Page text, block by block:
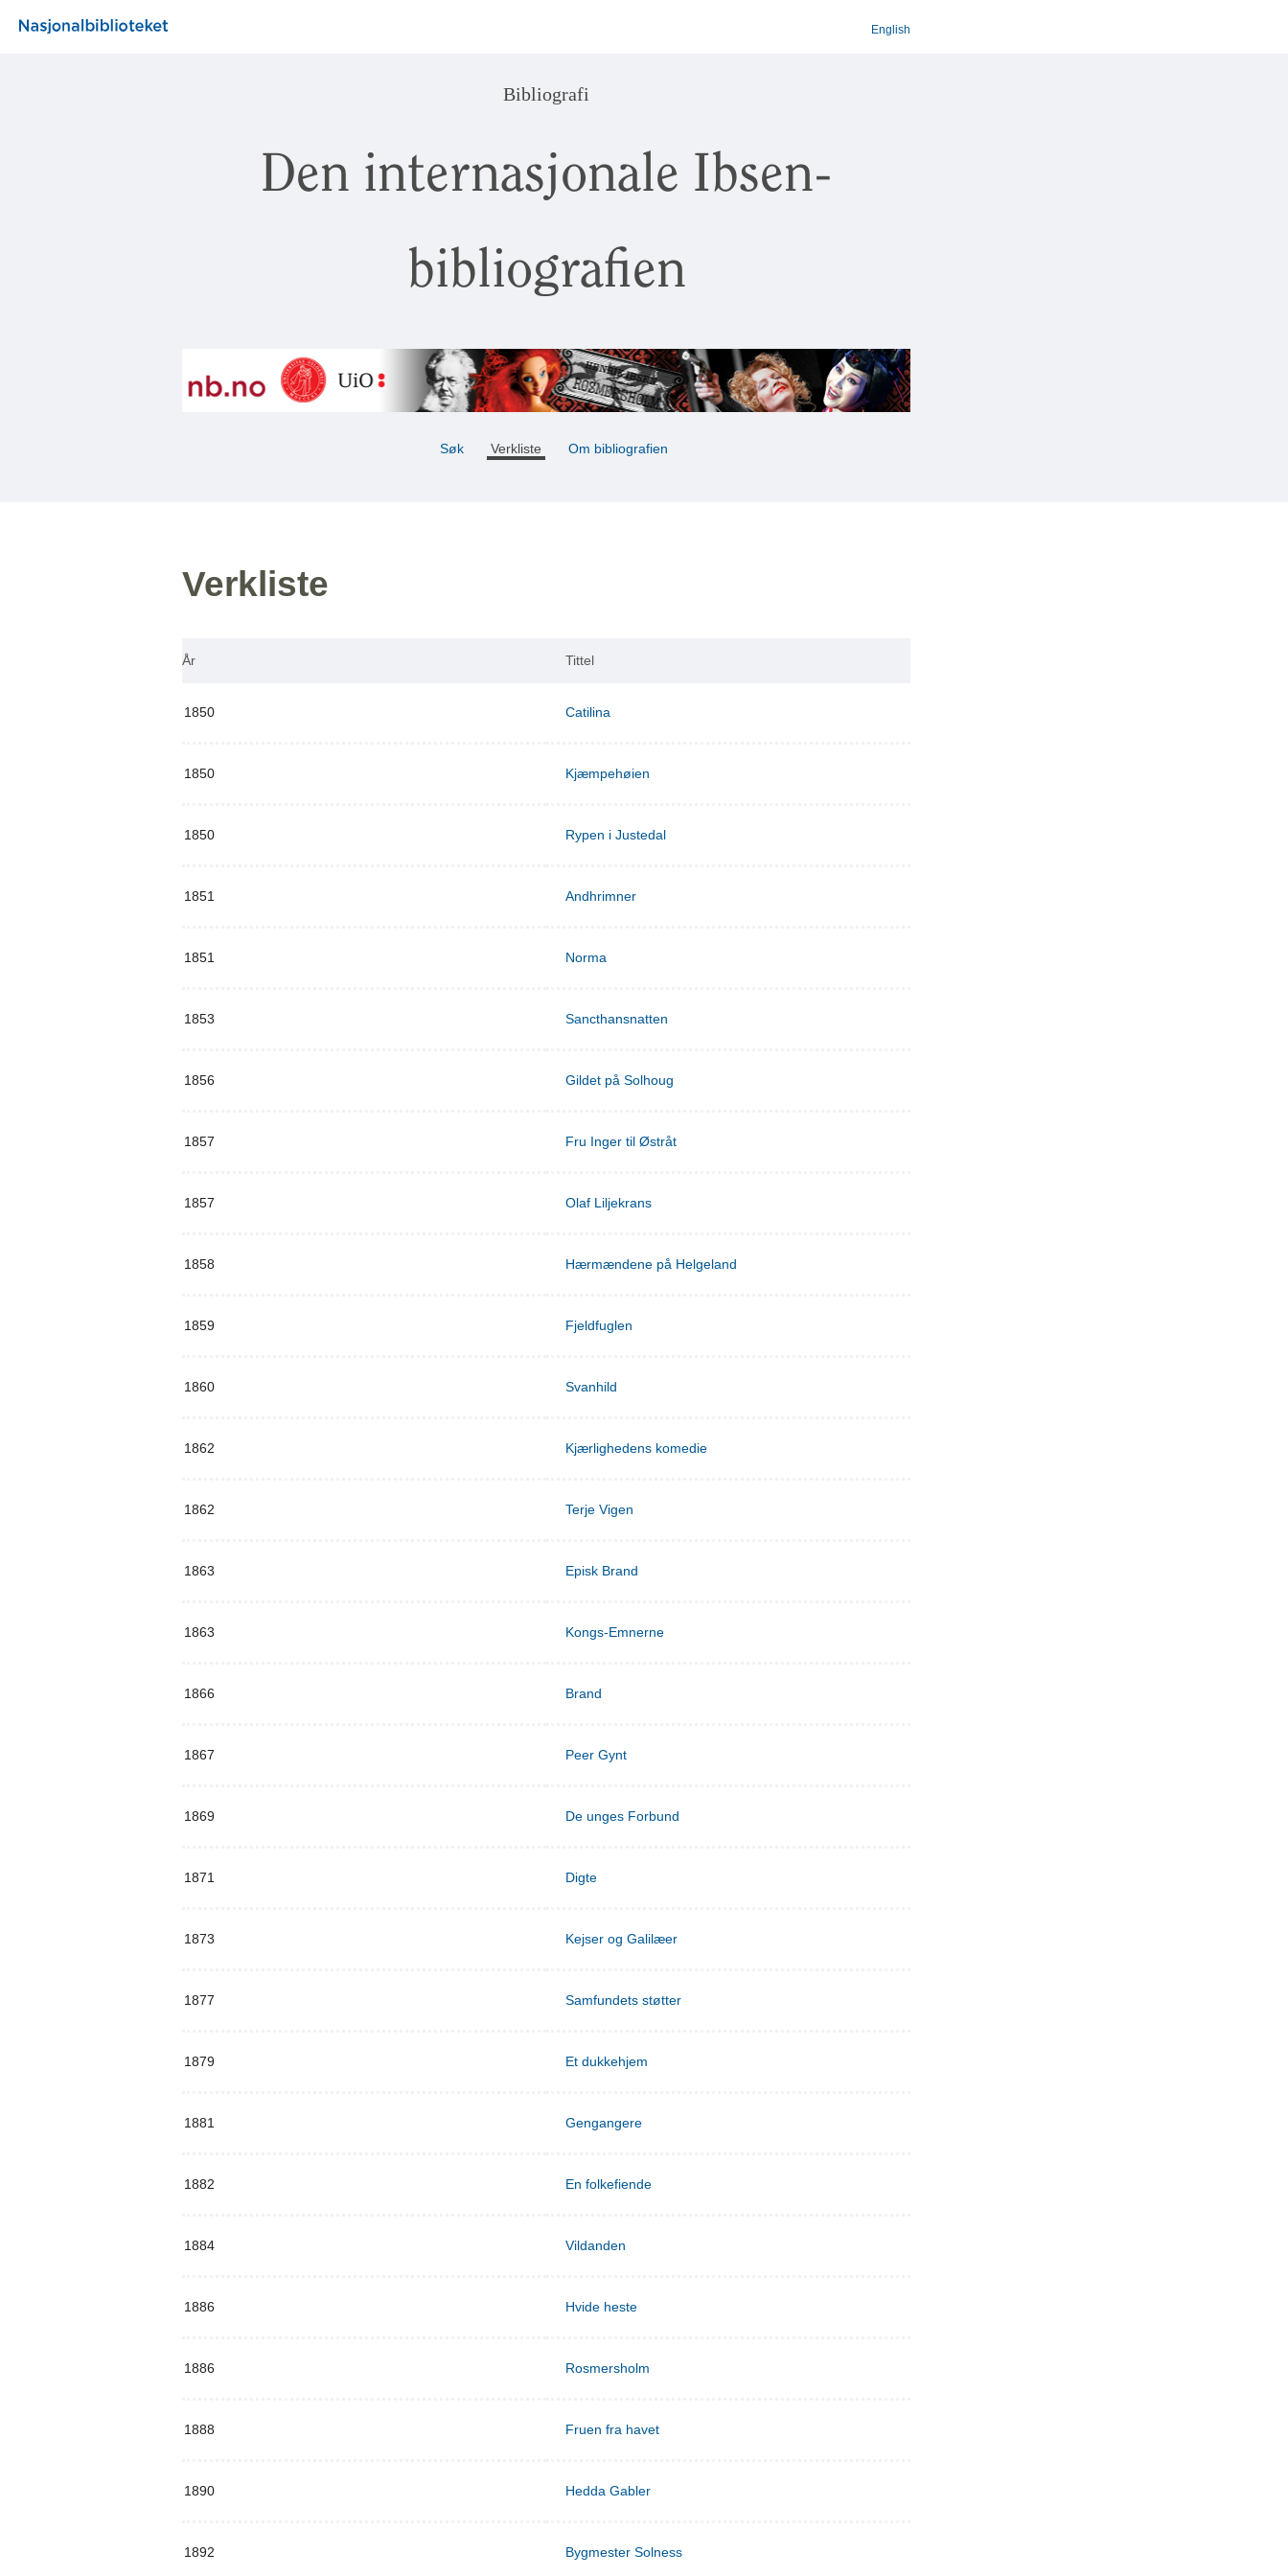
English
Bibliografi
Den internasjonale Ibsen-
bibliografien
Søk Verkliste Om bibliografien
Verkliste
År Tittel
1850 Catilina
1850 Kjæmpehøien
1850 Rypen i Justedal
1851 Andhrimner
1851 Norma
1853 Sancthansnatten
1856 Gildet på Solhoug
1857 Fru Inger til Østråt
1857 Olaf Liljekrans
1858 Hærmændene på Helgeland
1859 Fjeldfuglen
1860 Svanhild
1862 Kjærlighedens komedie
1862 Terje Vigen
1863 Episk Brand
1863 Kongs-Emnerne
1866 Brand
1867 Peer Gynt
1869 De unges Forbund
1871 Digte
1873 Kejser og Galilæer
1877 Samfundets støtter
1879 Et dukkehjem
1881 Gengangere
1882 En folkefiende
1884 Vildanden
1886 Hvide heste
1886 Rosmersholm
1888 Fruen fra havet
1890 Hedda Gabler
1892 Bygmester Solness